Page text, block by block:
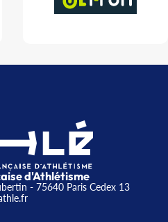
d'Athlétisme
- 75640 Paris Cedex 13